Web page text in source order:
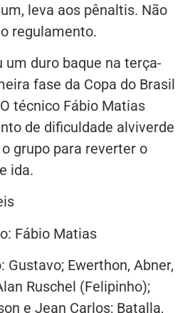
leva aos pênaltis. Não
regulamento.
um duro baque na terça-
fase da Copa do Brasil
técnico Fábio Matias
de dificuldade alviverde
grupo para reverter o
ida.
Fábio Matias
Gustavo; Ewerthon, Abner,
Ruschel (Felipinho);
e Jean Carlos; Batalla,